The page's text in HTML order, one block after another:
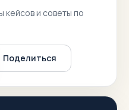
кейсов и советы по
Поделиться